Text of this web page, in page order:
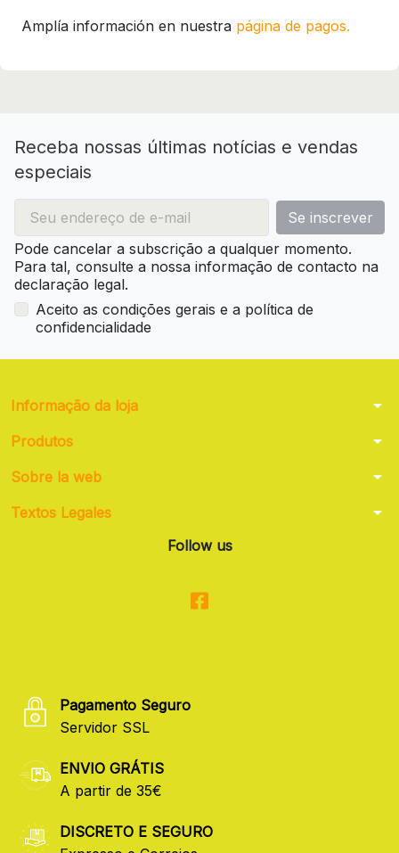
Amplía información en nuestra página de pagos.
Receba nossas últimas notícias e vendas
especiais
Pode cancelar a subscrição a qualquer momento.
Para tal, consulte a nossa informação de contacto na
declaração legal.
Aceito as condições gerais e a política de
confidencialidade
Informação da loja arrow_drop_down
Produtos arrow_drop_down
Sobre la web arrow_drop_down
Textos Legales arrow_drop_down
Follow us
Pagamento Seguro
Servidor SSL
ENVIO GRÁTIS
A partir de 35€
DISCRETO E SEGURO